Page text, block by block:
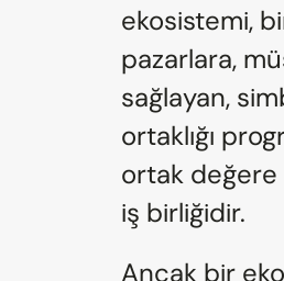
ekosistemi,
pazarlara,
sağlayan,
ortaklığı
ortak değere
iş birliğidir.
Ancak bir